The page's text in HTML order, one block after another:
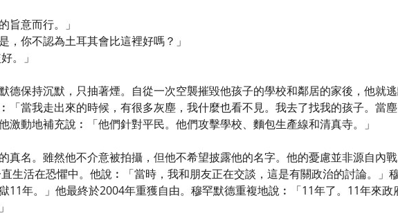
旨意而行。」
，你不認為土耳其會比這裡好嗎？」
。」
德保持沉默，只抽著煙。自從一次空襲摧毀他孩子的學校和鄰居的家後，他就
「當我走出來的時候，有很多灰塵，我什麼也看不見。我去了找我的孩子。當
激動地補充說︰「他們針對平民。他們攻擊學校、麵包生產線和清真寺。」
真名。雖然他不介意被拍攝，但他不希望披露他的名字。他的憂慮並非源自內
生活在恐懼中。他說︰「當時，我和朋友正在交談，這是有關政治的討論。」
11年。」他最終於2004年重獲自由。穆罕默德重複地說︰「11年了。11年來